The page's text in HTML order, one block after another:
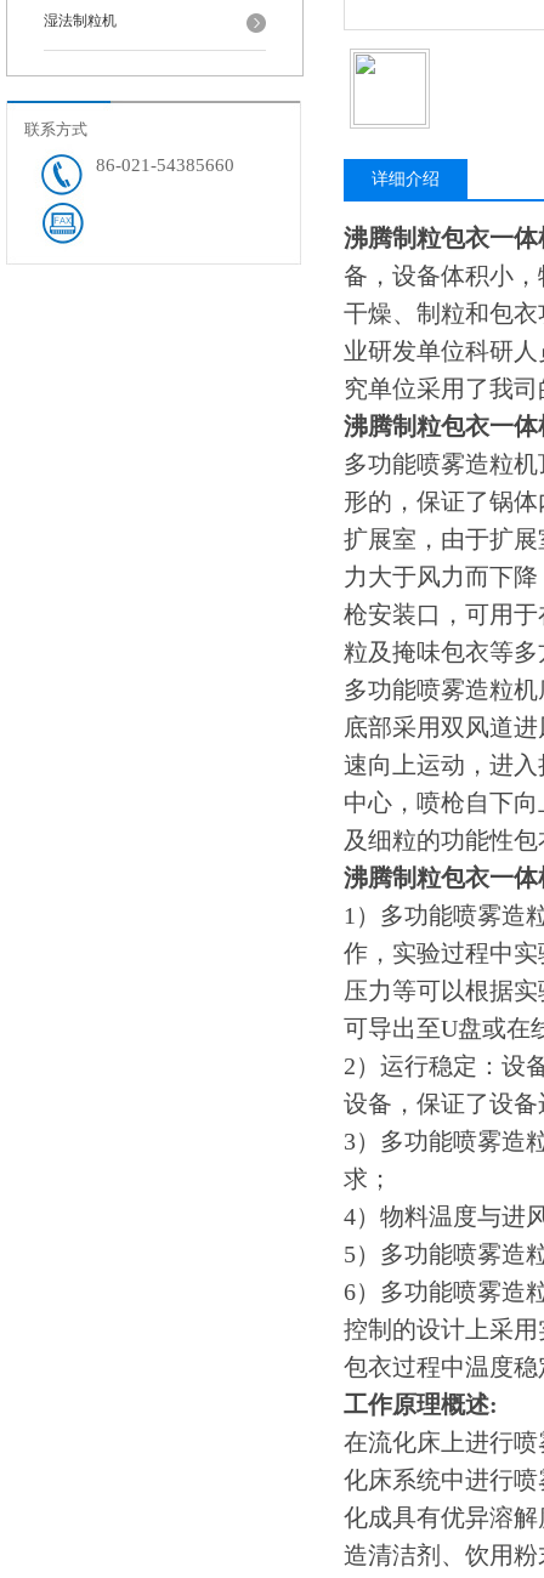
湿法制粒机
联系方式
86-021-54385660
详细介绍
沸腾制粒包衣一体
备，设备体积小
干燥、制粒和包
业研发单位科研
究单位采用了我
沸腾制粒包衣一体
多功能喷雾造粒
形的，保证了锅
扩展室，由于扩
力大于风力而下
枪安装口，可用
粒及掩味包衣等
多功能喷雾造粒
底部采用双风道
速向上运动，进
中心，喷枪自下
及细粒的功能性包
沸腾制粒包衣一体
1）多功能喷雾造
作，实验过程中
压力等可以根据
可导出至U盘或在
2）运行稳定：设
设备，保证了设
3）多功能喷雾造
求；
4）物料温度与进
5）多功能喷雾造
6）多功能喷雾造
控制的设计上采
包衣过程中温度稳
工作原理概述:
在流化床上进行
化床系统中进行
化成具有优异溶
造清洁剂、饮用